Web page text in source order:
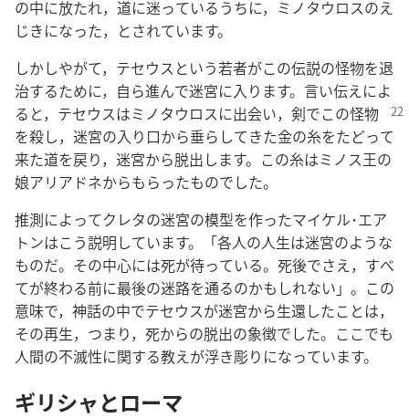
の中に放たれ，道に迷っているうちに，ミノタウロスのえ
じきになった，とされています。
しかしやがて，テセウスという若者がこの伝説の怪物を退
治するために，自ら進んで迷宮に入ります。言い伝えによ
ると，テセウスはミノタウロスに出会い，剣でこの怪物
を殺し，迷宮の入り口から垂らしてきた金の糸をたどって
来た道を戻り，迷宮から脱出します。この糸はミノス王の
娘アリアドネからもらったものでした。
推測によってクレタの迷宮の模型を作ったマイケル･エア
トンはこう説明しています。「各人の人生は迷宮のような
ものだ。その中心には死が待っている。死後でさえ，すべ
てが終わる前に最後の迷路を通るのかもしれない」。この
意味で，神話の中でテセウスが迷宮から生還したことは，
その再生，つまり，死からの脱出の象徴でした。ここでも
人間の不滅性に関する教えが浮き彫りになっています。
ギリシャとローマ